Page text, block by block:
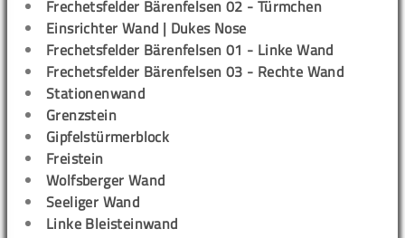
Frechetsfelder Bärenfelsen 02 - Türmchen
Einsrichter Wand | Dukes Nose
Frechetsfelder Bärenfelsen 01 - Linke Wand
Frechetsfelder Bärenfelsen 03 - Rechte Wand
Stationenwand
Grenzstein
Gipfelstürmerblock
Freistein
Wolfsberger Wand
Seeliger Wand
Linke Bleisteinwand